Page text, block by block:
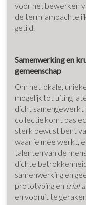
voor het bewerken
de term
getild.
Samenwerking en
gemeenschap
Om het lokale,
mogelijk tot uiting
dicht samengewerkt
collectie komt pas
sterk bewust bent
waar je mee werkt,
talenten van de
dichte
samenwerking en
prototyping en trial
en vooruit te